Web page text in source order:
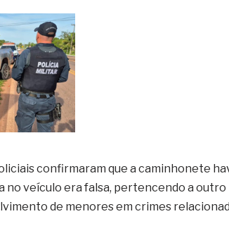
confirmaram que a caminhonete
no veículo era falsa, pertencendo a
de menores em crimes